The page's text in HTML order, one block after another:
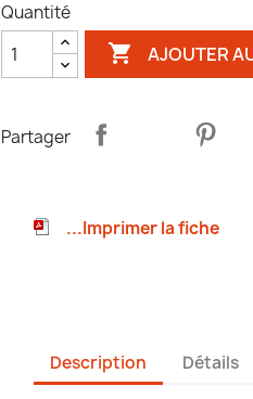
Quantité
 AJOUTER
Partager
...Imprimer la fiche
Description Détails